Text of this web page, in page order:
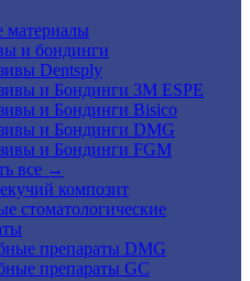
материалы
и бондинги
Dentsply
и Бондинги 3M ESPE
и Бондинги Bisico
и Бондинги DMG
и Бондинги FGM
все →
композит
стоматологические
препараты DMG
препараты GC